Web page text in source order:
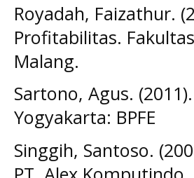
Royadah, Faizathur.
Profitabilitas.
Malang.
Sartono, Agus.
Yogyakarta: BPFE
Singgih, Santoso.